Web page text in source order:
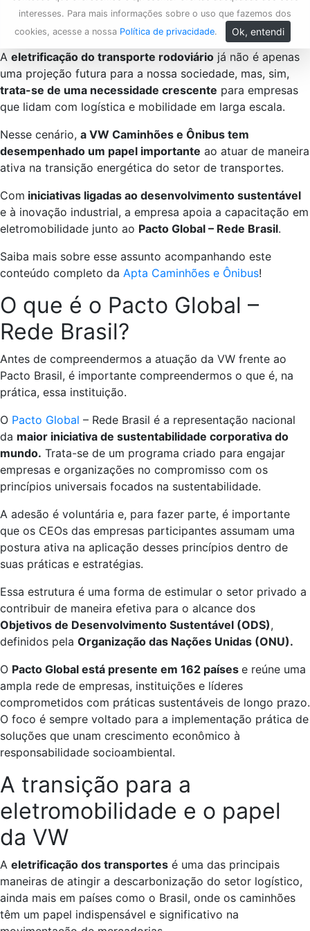
interesses. Para mais informações sobre o uso que fazemos dos
cookies, acesse a nossa Política de privacidade. Ok, entendi
A eletrificação do transporte rodoviário já não é apenas
uma projeção futura para a nossa sociedade, mas, sim,
trata-se de uma necessidade crescente para empresas
que lidam com logística e mobilidade em larga escala.
Nesse cenário, a VW Caminhões e Ônibus tem
desempenhado um papel importante ao atuar de maneira
ativa na transição energética do setor de transportes.
Com iniciativas ligadas ao desenvolvimento sustentável
e à inovação industrial, a empresa apoia a capacitação em
eletromobilidade junto ao Pacto Global – Rede Brasil.
Saiba mais sobre esse assunto acompanhando este
conteúdo completo da Apta Caminhões e Ônibus!
O que é o Pacto Global –
Rede Brasil?
Antes de compreendermos a atuação da VW frente ao
Pacto Brasil, é importante compreendermos o que é, na
prática, essa instituição.
O Pacto Global – Rede Brasil é a representação nacional
da maior iniciativa de sustentabilidade corporativa do
mundo. Trata-se de um programa criado para engajar
empresas e organizações no compromisso com os
princípios universais focados na sustentabilidade.
A adesão é voluntária e, para fazer parte, é importante
que os CEOs das empresas participantes assumam uma
postura ativa na aplicação desses princípios dentro de
suas práticas e estratégias.
Essa estrutura é uma forma de estimular o setor privado a
contribuir de maneira efetiva para o alcance dos
Objetivos de Desenvolvimento Sustentável (ODS),
definidos pela Organização das Nações Unidas (ONU).
O Pacto Global está presente em 162 países e reúne uma
ampla rede de empresas, instituições e líderes
comprometidos com práticas sustentáveis de longo prazo.
O foco é sempre voltado para a implementação prática de
soluções que unam crescimento econômico à
responsabilidade socioambiental.
A transição para a
eletromobilidade e o papel
da VW
A eletrificação dos transportes é uma das principais
maneiras de atingir a descarbonização do setor logístico,
ainda mais em países como o Brasil, onde os caminhões
têm um papel indispensável e significativo na